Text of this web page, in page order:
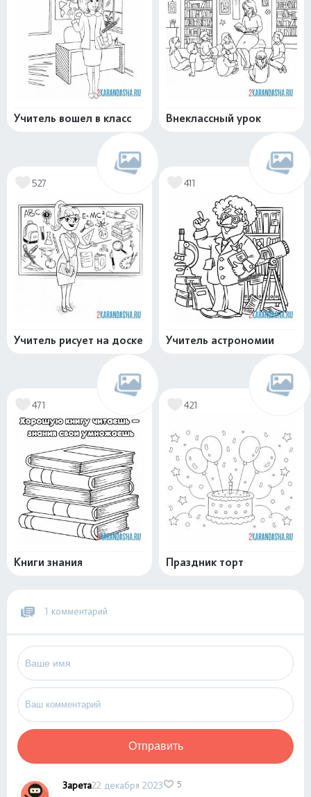
Учитель вошел в класс Внеклассный урок
527
Учитель рисует на доске
411
Учитель астрономии
471
Книги знания
421
Праздник торт
1 комментарий
Отправить
Зарета22 декабря 2023 5